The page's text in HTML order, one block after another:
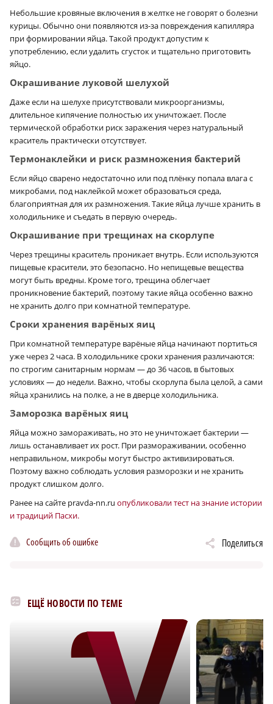
Небольшие кровяные включения в желтке не говорят о болезни
курицы. Обычно они появляются из-за повреждения капилляра
при формировании яйца. Такой продукт допустим к
употреблению, если удалить сгусток и тщательно приготовить
яйцо.
Окрашивание луковой шелухой
Даже если на шелухе присутствовали микроорганизмы,
длительное кипячение полностью их уничтожает. После
термической обработки риск заражения через натуральный
краситель практически отсутствует.
Термонаклейки и риск размножения бактерий
Если яйцо сварено недостаточно или под плёнку попала влага с
микробами, под наклейкой может образоваться среда,
благоприятная для их размножения. Такие яйца лучше хранить в
холодильнике и съедать в первую очередь.
Окрашивание при трещинах на скорлупе
Через трещины краситель проникает внутрь. Если используются
пищевые красители, это безопасно. Но непищевые вещества
могут быть вредны. Кроме того, трещина облегчает
проникновение бактерий, поэтому такие яйца особенно важно
не хранить долго при комнатной температуре.
Сроки хранения варёных яиц
При комнатной температуре варёные яйца начинают портиться
уже через 2 часа. В холодильнике сроки хранения различаются:
по строгим санитарным нормам — до 36 часов, в бытовых
условиях — до недели. Важно, чтобы скорлупа была целой, а сами
яйца хранились на полке, а не в дверце холодильника.
Заморозка варёных яиц
Яйца можно замораживать, но это не уничтожает бактерии —
лишь останавливает их рост. При размораживании, особенно
неправильном, микробы могут быстро активизироваться.
Поэтому важно соблюдать условия разморозки и не хранить
продукт слишком долго.
Ранее на сайте pravda-nn.ru опубликовали тест на знание истории
и традиций Пасхи.
Сообщить об ошибке Поделиться
ЕЩЁ НОВОСТИ ПО ТЕМЕ